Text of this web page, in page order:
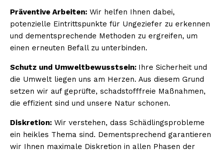
Präventive Arbeiten: Wir helfen Ihnen dabei,
potenzielle Eintrittspunkte für Ungeziefer zu erkennen
und dementsprechende Methoden zu ergreifen, um
einen erneuten Befall zu unterbinden.
Schutz und Umweltbewusstsein: Ihre Sicherheit und
die Umwelt liegen uns am Herzen. Aus diesem Grund
setzen wir auf geprüfte, schadstofffreie Maßnahmen,
die effizient sind und unsere Natur schonen.
Diskretion: Wir verstehen, dass Schädlingsprobleme
ein heikles Thema sind. Dementsprechend garantieren
wir Ihnen maximale Diskretion in allen Phasen der